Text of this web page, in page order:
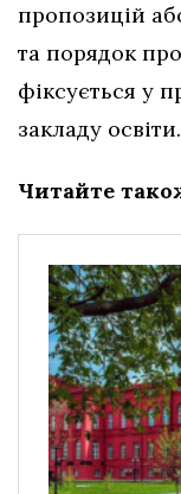
пропозицій
та порядок
фіксується у
закладу освіти.
Читайте